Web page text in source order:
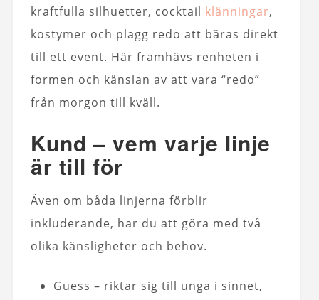
kraftfulla silhuetter, cocktail klänningar,
kostymer och plagg redo att bäras direkt
till ett event. Här framhävs renheten i
formen och känslan av att vara “redo”
från morgon till kväll.
Kund – vem varje linje
är till för
Även om båda linjerna förblir
inkluderande, har du att göra med två
olika känsligheter och behov.
Guess – riktar sig till unga i sinnet,